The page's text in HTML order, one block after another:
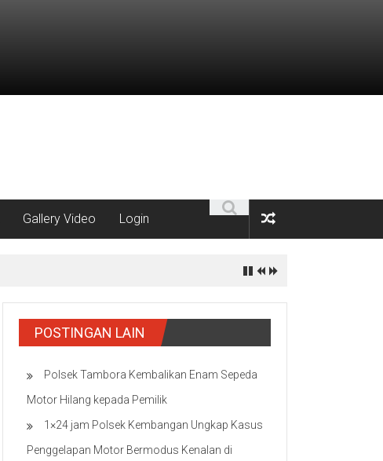
Gallery Video Login
POSTINGAN LAIN
Polsek Tambora Kembalikan Enam Sepeda
Motor Hilang kepada Pemilik
1×24 jam Polsek Kembangan Ungkap Kasus
Penggelapan Motor Bermodus Kenalan di